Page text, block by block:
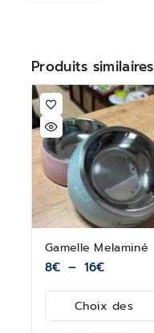
Produits similaires
Gamelle Melaminé
8€ – 16€
Choix des